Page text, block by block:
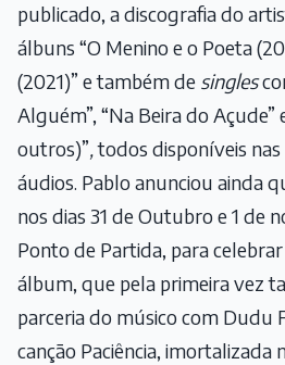
publicado, a discografia do
álbuns “O Menino e o Poeta
(2021)” e também de singles
Alguém”, “Na Beira do Açude”
outros)”,todos disponíveis
áudios. Pablo anunciou ainda
nos dias 31 de Outubro e 1 de
Ponto de Partida, para
álbum, que pela primeira vez
parceria do músico com Dudu
canção Paciência, imortalizada